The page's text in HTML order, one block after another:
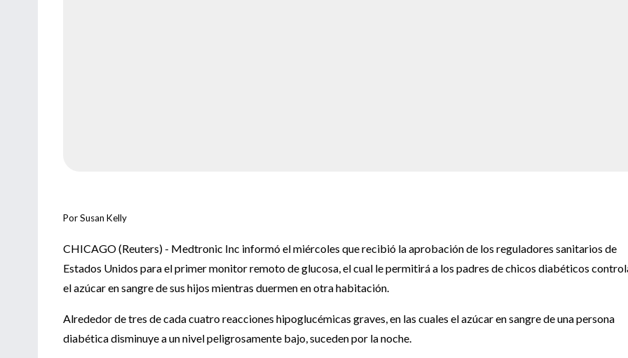
Por Susan Kelly
CHICAGO (Reuters) - Medtronic Inc informó el miércoles que recibió la aprobación de los reguladores sanitarios de
Estados Unidos para el primer monitor remoto de glucosa, el cual le permitirá a los padres de chicos diabéticos
el azúcar en sangre de sus hijos mientras duermen en otra habitación.
Alrededor de tres de cada cuatro reacciones hipoglucémicas graves, en las cuales el azúcar en sangre de una persona
diabética disminuye a un nivel peligrosamente bajo, suceden por la noche.